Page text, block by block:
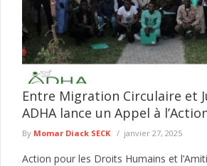
Entre Migration Circulaire et
ADHA lance un Appel à
By Momar Diack SECK janvier 27, 2025
Action pour les Droits Humains et